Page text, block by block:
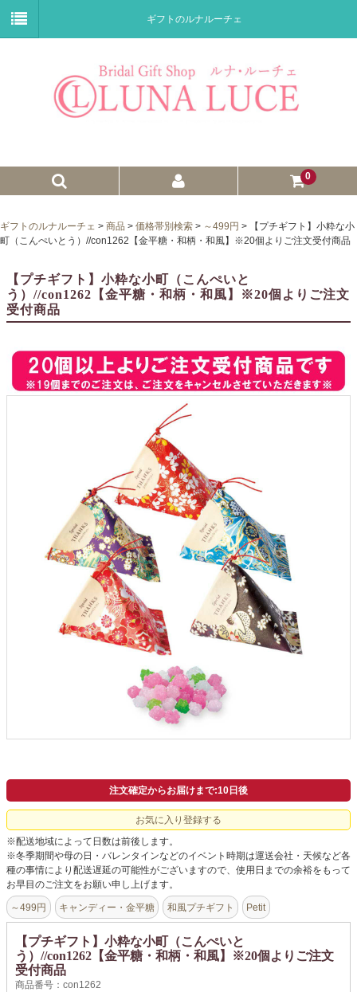
ギフトのルナルーチェ
0
プチギフト
ウェイトドール
子育て卒業証書
クロックギフト
引出物ギフト
カタログギフト
ブライダルバッグ
内祝い 出産祝い
無料サンプル・資料請求
お問合せ
ギフトのルナルーチェ > 商品 > 価格帯別検索 > ～499円 >
【プチギフト】小粋な小
町（こんぺいとう）//con1262【金平糖・和柄・和風】※20個よりご注文受付商品
【プチギフト】小粋な小町（こんぺいと
う）//con1262【金平糖・和柄・和風】※20個よりご注文
受付商品
注文確定からお届けまで:10日後
お気に入り登録する
※配送地域によって日数は前後します。
※冬季期間や母の日・バレンタインなどのイベント時期は運送会社・天候など各
種の事情により配送遅延の可能性がございますので、使用日までの余裕をもって
お早目のご注文をお願い申し上げます。
～499円 キャンディー・金平糖 和風プチギフト Petit
【プチギフト】小粋な小町（こんぺいと
う）//con1262【金平糖・和柄・和風】※20個よりご注文
受付商品
商品番号：con1262